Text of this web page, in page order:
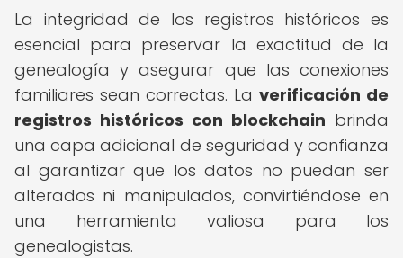
La integridad de los registros históricos es
esencial para preservar la exactitud de la
genealogía y asegurar que las conexiones
familiares sean correctas. La verificación de
registros históricos con blockchain brinda
una capa adicional de seguridad y confianza
al garantizar que los datos no puedan ser
alterados ni manipulados, convirtiéndose en
una herramienta valiosa para los
genealogistas.